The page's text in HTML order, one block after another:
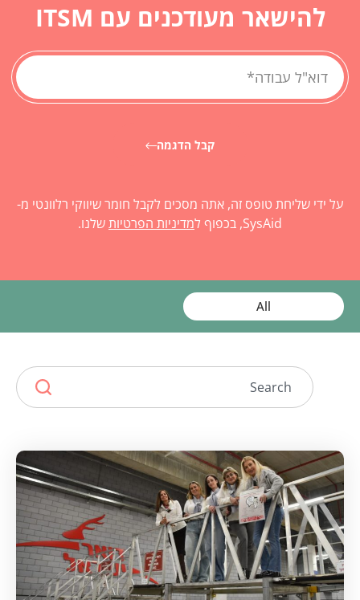
להישאר מעודכנים עם ITSM
קבל הדגמה
על ידי שליחת טופס זה, אתה מסכים לקבל חומר שיווקי רלוונטי מ-
SysAid, בכפוף ל
מדיניות הפרטיותשלנו.
All